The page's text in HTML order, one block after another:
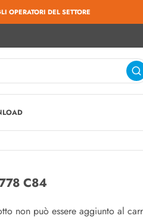
OPERATORI DEL SETTORE
C84
non può essere aggiunto al